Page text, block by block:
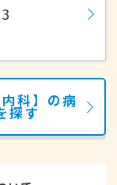
科】の病
探す